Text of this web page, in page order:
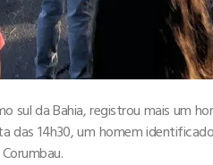
sul da Bahia, registrou mais um
14h30, um homem